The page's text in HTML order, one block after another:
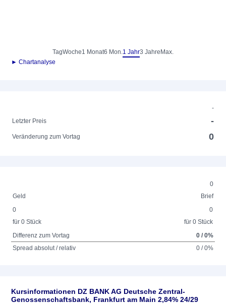
TagWoche1 Monat6 Mon.1 Jahr3 Jahre Max.
► Chartanalyse
-
Letzter Preis
-
Veränderung zum Vortag 0
0
Geld
Brief
0
für 0 Stück
0
für 0 Stück
Differenz zum Vortag
0 / 0%
Spread absolut / relativ
0 / 0%
Kursinformationen DZ BANK AG Deutsche Zentral-
Genossenschaftsbank, Frankfurt am Main 2,84% 24/29